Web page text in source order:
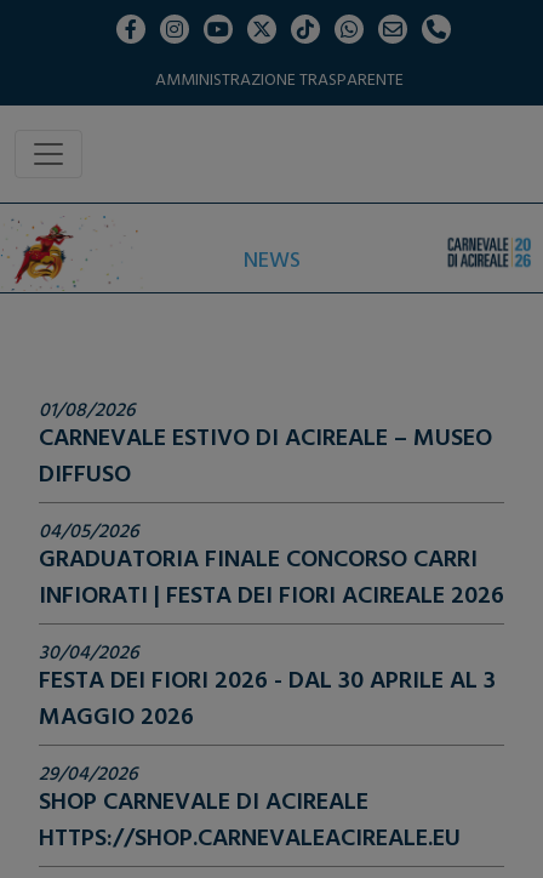
AMMINISTRAZIONE TRASPARENTE
NEWS
01/08/2026
CARNEVALE ESTIVO DI ACIREALE – MUSEO
DIFFUSO
04/05/2026
GRADUATORIA FINALE CONCORSO CARRI
INFIORATI | FESTA DEI FIORI ACIREALE 2026
30/04/2026
FESTA DEI FIORI 2026 - DAL 30 APRILE AL 3
MAGGIO 2026
29/04/2026
SHOP CARNEVALE DI ACIREALE
HTTPS://SHOP.CARNEVALEACIREALE.EU